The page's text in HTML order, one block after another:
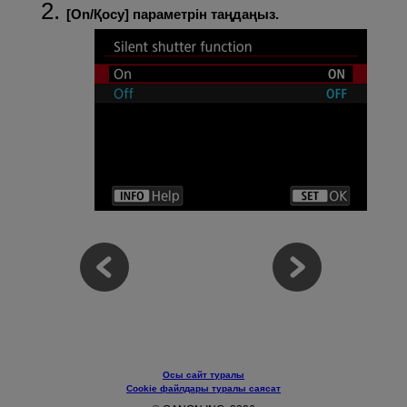
[On/Қосу] параметрін таңдаңыз.
Осы сайт туралы
Cookie файлдары туралы саясат